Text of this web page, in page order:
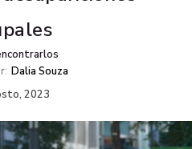
Dalia Souza
2023